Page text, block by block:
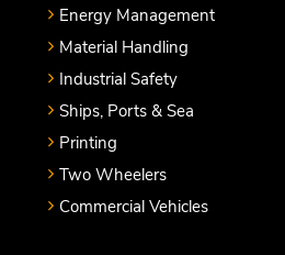
Energy Management
Material Handling
Industrial Safety
Ships, Ports & Sea
Printing
Two Wheelers
Commercial Vehicles